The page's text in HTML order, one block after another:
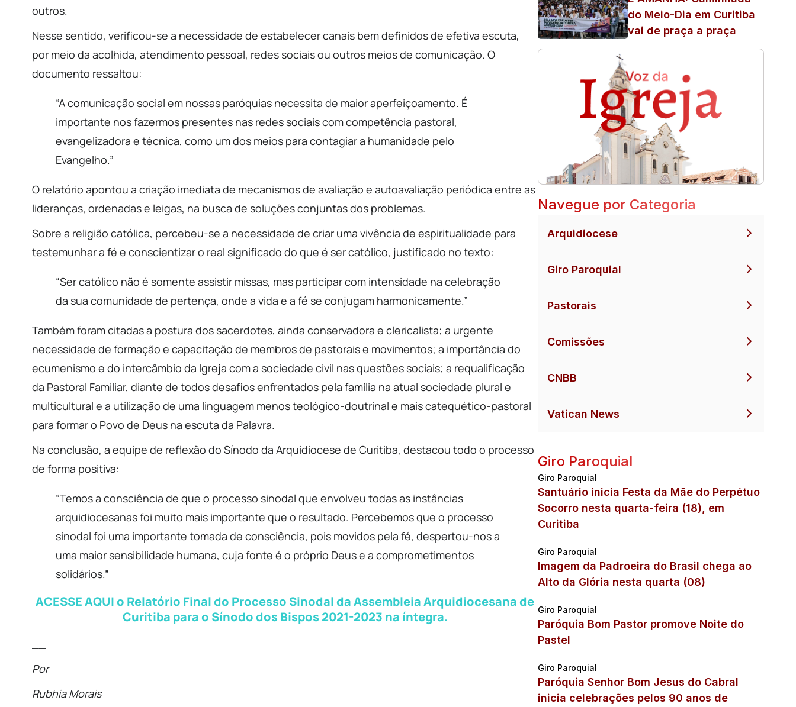
outros.
Nesse sentido, verificou-se a necessidade de estabelecer canais bem definidos de efetiva escuta,
por meio da acolhida, atendimento pessoal, redes sociais ou outros meios de comunicação. O
documento ressaltou:
“A comunicação social em nossas paróquias necessita de maior aperfeiçoamento. É
importante nos fazermos presentes nas redes sociais com competência pastoral,
evangelizadora e técnica, como um dos meios para contagiar a humanidade pelo
Evangelho.”
O relatório apontou a criação imediata de mecanismos de avaliação e autoavaliação periódica entre as
lideranças, ordenadas e leigas, na busca de soluções conjuntas dos problemas.
Sobre a religião católica, percebeu-se a necessidade de criar uma vivência de espiritualidade para
testemunhar a fé e conscientizar o real significado do que é ser católico, justificado no texto:
“Ser católico não é somente assistir missas, mas participar com intensidade na celebração
da sua comunidade de pertença, onde a vida e a fé se conjugam harmonicamente.”
Também foram citadas a postura dos sacerdotes, ainda conservadora e clericalista; a urgente
necessidade de formação e capacitação de membros de pastorais e movimentos; a importância do
ecumenismo e do intercâmbio da Igreja com a sociedade civil nas questões sociais; a requalificação
da Pastoral Familiar, diante de todos desafios enfrentados pela família na atual sociedade plural e
multicultural e a utilização de uma linguagem menos teológico-doutrinal e mais catequético-pastoral
para formar o Povo de Deus na escuta da Palavra.
Na conclusão, a equipe de reflexão do Sínodo da Arquidiocese de Curitiba, destacou todo o processo
de forma positiva:
“Temos a consciência de que o processo sinodal que envolveu todas as instâncias
arquidiocesanas foi muito mais importante que o resultado. Percebemos que o processo
sinodal foi uma importante tomada de consciência, pois movidos pela fé, despertou-nos a
uma maior sensibilidade humana, cuja fonte é o próprio Deus e a comprometimentos
solidários.”
ACESSE AQUI o Relatório Final do Processo Sinodal da Assembleia Arquidiocesana de
Curitiba para o Sínodo dos Bispos 2021-2023 na íntegra.
Por
Rubhia Morais
do Meio-Dia em Curitiba
vai de praça a praça
Navegue por Categoria
Arquidiocese
Giro Paroquial
Pastorais
Comissões
CNBB
Vatican News
Giro Paroquial
Giro Paroquial
Santuário inicia Festa da Mãe do Perpétuo
Socorro nesta quarta-feira (18), em
Curitiba
Giro Paroquial
Imagem da Padroeira do Brasil chega ao
Alto da Glória nesta quarta (08)
Giro Paroquial
Paróquia Bom Pastor promove Noite do
Pastel
Giro Paroquial
Paróquia Senhor Bom Jesus do Cabral
inicia celebrações pelos 90 anos de